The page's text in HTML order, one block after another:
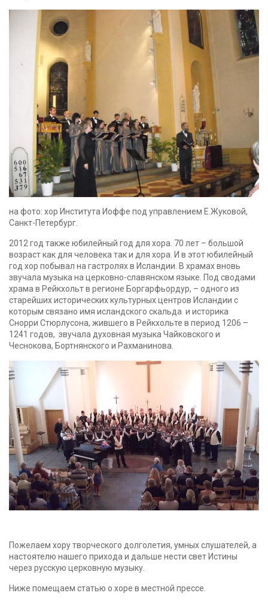
на фото: хор Института Иоффе под управлением Е.Жуковой,
Санкт-Петербург.
2012 год также юбилейный год для хора. 70 лет – большой
возраст как для человека так и для хора. И в этот юбилейный
год хор побывал на гастролях в Исландии. В храмах вновь
звучала музыка на церковно-славянском языке. Под сводами
храма в Рейкхольт в регионе Боргарфьордур, – одного из
старейших исторических культурных центров Исландии с
которым связано имя исландского скальда и историка
Снорри Стюрлусона, жившего в Рейкхольте в период 1206 –
1241 годов, звучала духовная музыка Чайковского и
Чеснокова, Бортнянского и Рахманинова.
Пожелаем хору творческого долголетия, умных слушателей, а
настоятелю нашего прихода и дальше нести свет Истины
через русскую церковную музыку.
Ниже помещаем статью о хоре в местной прессе.